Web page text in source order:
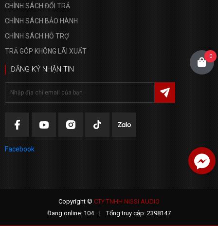
CHÍNH SÁCH ĐỔI TRẢ
CHÍNH SÁCH BẢO HÀNH
CHÍNH SÁCH HỖ TRỢ
TRẢ GÓP KHÔNG LÃI XUẤT
ĐĂNG KÝ NHẬN TIN
Facebook
Copyright © CTY TNHH NISSI AUDIO
Đang online: 104
| Tổng truy cập: 2398147
0